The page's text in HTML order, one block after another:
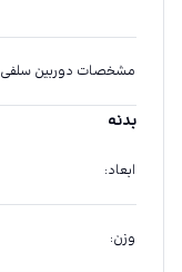
مشخصات دوربین سلفی
بدنه
ابعاد:
وزن: